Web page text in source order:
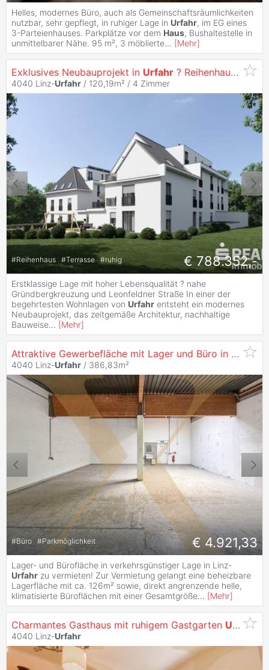
Helles, modernes Büro, auch als Gemeinschaftsräumlichkeiten
nutzbar, sehr gepflegt, in ruhiger Lage in Urfahr, im EG eines
3-Parteienhauses. Parkplätze vor dem Haus, Bushaltestelle in
unmittelbarer Nähe. 95 m², 3 möblierte... [Mehr]
Exklusives Neubauprojekt in Urfahr ? Reihenhaus - Wohnen auf höchstem Niveau
4040 Linz-Urfahr / 120,19m² / 4 Zimmer
#Reihenhaus #Terrasse #ruhig € 788.352,-
Erstklassige Lage mit hoher Lebensqualität ? nahe
Gründbergkreuzung und Leonfeldner Straße In einer der
begehrtesten Wohnlagen von Urfahr entsteht ein modernes
Neubauprojekt, das zeitgemäße Architektur, nachhaltige
Bauweise... [Mehr]
Attraktive Gewerbefläche mit Lager und Büro in Linz-
4040 Linz-Urfahr / 386,83m²
#Büro #Parkmöglichkeit € 4.921,33
Lager- und Bürofläche in verkehrsgünstiger Lage in Linz-
Urfahr zu vermieten! Zur Vermietung gelangt eine beheizbare
Lagerfläche mit ca. 126m² sowie, direkt angrenzende helle,
klimatisierte Büroflächen mit einer Gesamtgröße... [Mehr]
Charmantes Gasthaus mit ruhigem Gastgarten Urfahr
4040 Linz-Urfahr